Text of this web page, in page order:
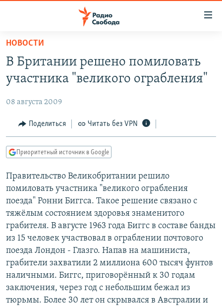
упрощенного
доступа
основному
Вернутся
главной
навигации
Вернутся
поиску
ПОДКАСТЫ
ЦИТАТЫ СВОБОДЫ
МНЕНИЯ
IDEL.РЕАЛИИ
КАВКАЗ.РЕАЛИИ
СЕВЕР.РЕАЛИИ
СИБИРЬ.РЕАЛИИ
РАСПИСАНИЕ ВЕЩАНИЯ
ПОДПИШИТЕСЬ НА РАССЫЛКУ
СОЦИАЛЬНЫЕ СЕТИ
НОВОСТИ
В Британии решено помиловать
участника "великого ограбления"
08 августа 2009
Поделиться Читать без VPN
Приоритетный источник в Google
Правительство Великобритании решило
помиловать участника "великого ограбления
поезда" Ронни Биггса. Такое решение связано с
тяжёлым состоянием здоровья знаменитого
грабителя. В августе 1963 года Биггс в составе банды
из 15 человек участвовал в ограблении почтового
поезда Лондон - Глазго. Напав на машиниста,
грабители захватили 2 миллиона 600 тысяч фунтов
наличными. Биггс, приговорённый к 30 годам
заключения, через год с небольшим бежал из
тюрьмы. Более 30 лет он скрывался в Австралии и